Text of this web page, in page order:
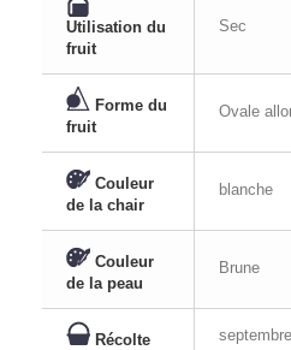
Utilisation du
fruit
Sec
Forme du
fruit
Ovale
Couleur
de la chair
blanche
Couleur
de la peau
Brune
Récolte septembre